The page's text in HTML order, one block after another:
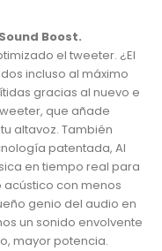
Boost.
el tweeter. ¿El
incluso al máximo
gracias al nuevo e
que añade
altavoz. También
patentada, AI
en tiempo real para
con menos
genio del audio en
un sonido envolvente
mayor potencia.